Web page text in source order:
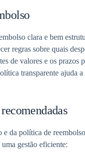
clara e bem
regras sobre quais
de valores e os prazos
transparente ajuda
da política de
gestão eficiente: